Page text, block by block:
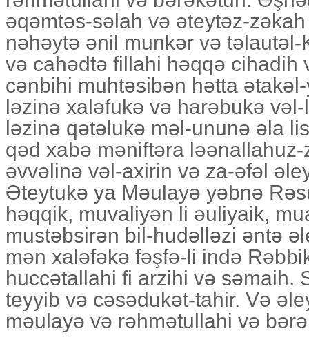
əqəmtəs-səlah və əteytəz-
nəhəytə ənil munkər və
və cahədtə fillahi həqqə cihadih
cənbihi muhtəsibən hətta
ləzinə xaləfukə və harəbukə
ləzinə qətəlukə məl-ununə əla
qəd xabə məniftəra
əvvəlinə vəl-axirin və za-əfəl
Əteytukə ya Məulayə yəbnə
həqqik, muvaliyən li əuliyaik,
mustəbsirən bil-hudəlləzi əntə
mən xaləfəkə fəşfə-li ində
huccətallahi fi arzihi və səmaih.
teyyib və cəsədukət-tahir. Və
məulayə və rəhmətullahi və